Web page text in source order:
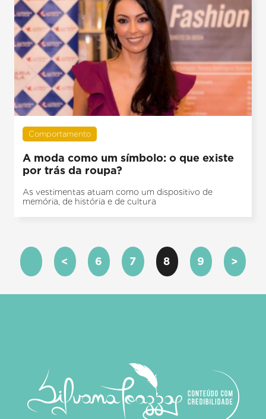
Comportamento
A moda como um símbolo: o que existe
por trás da roupa?
As vestimentas atuam como um dispositivo de
memória, de história e de cultura
< 6 7 8 9 >